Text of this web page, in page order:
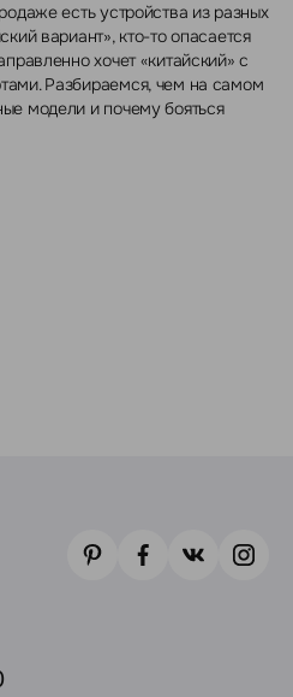
есть устройства из разных
вариант», кто-то опасается
хочет «китайский» с
Разбираемся, чем на самом
модели и почему бояться